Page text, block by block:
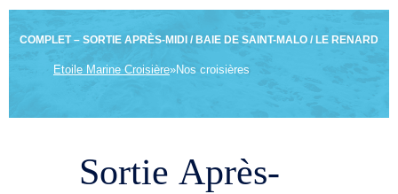
COMPLET – SORTIE APRÈS-MIDI / BAIE DE SAINT-MALO / LE RENARD
Etoile Marine Croisière»Nos croisières
Sortie Après-